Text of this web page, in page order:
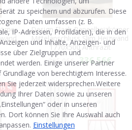
Design Flach Paneelheizkörper
Mittelanschluss Slim Heizwand
1770x500 Anthrazit
395,96€
336,56€
%
zu speichern und abzurufen. Diese
Daten umfassen (z. B.
IP-Adressen, Profildaten), die in den
und Inhalte, Anzeigen- und
über Zielgruppen und
werden. Einige unserer Partner
von berechtigtem Interesse.
Sie jederzeit widersprechen.Weitere
Ihrer Daten sowie zu unseren
oder in unseren
Dort können Sie Ihre Auswahl auch
Einstellungen